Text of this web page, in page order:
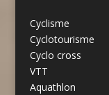
Cyclisme
Cyclotourisme
Cyclo cross
VTT
Aquathlon